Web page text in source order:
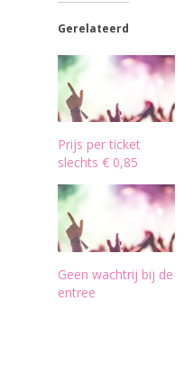
Gerelateerd
Prijs per ticket
slechts € 0,85
Geen wachtrij bij de
entree